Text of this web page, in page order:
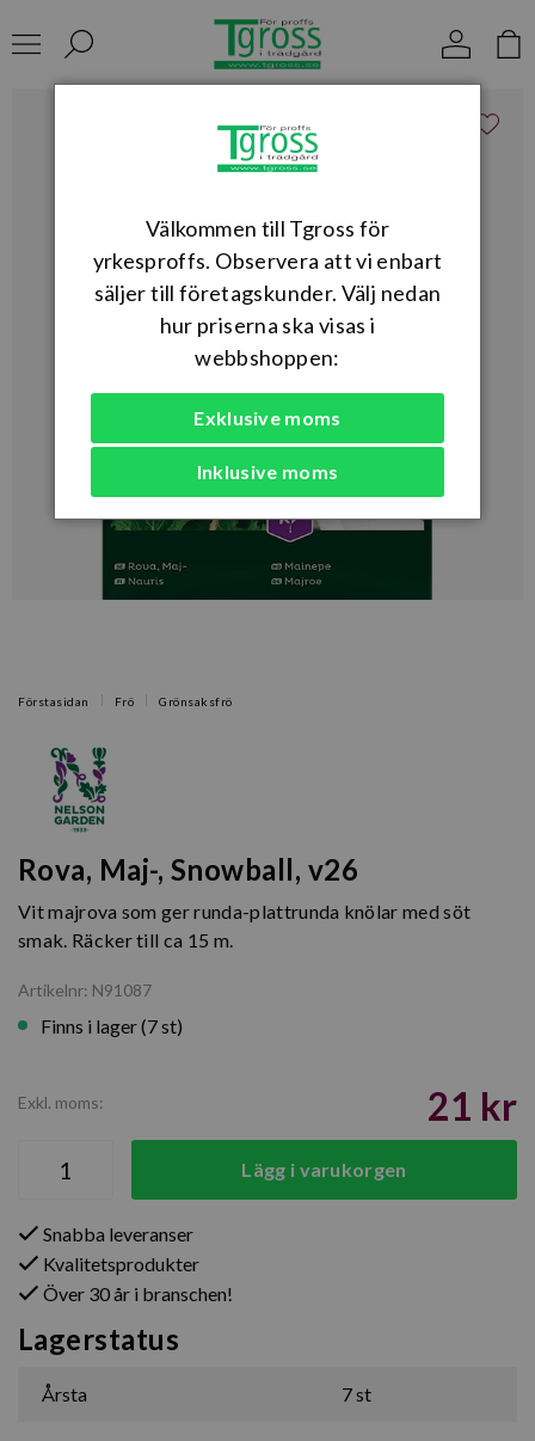
Förstasidan Frö Grönsaksfrö
Rova, Maj-, Snowball, v26
Vit majrova som ger runda-plattrunda knölar med söt
smak. Räcker till ca 15 m.
Artikelnr: N91087
Finns i lager (7 st)
Exkl. moms: 21 kr
Lägg i varukorgen
Snabba leveranser
Kvalitetsprodukter
Över 30 år i branschen!
Lagerstatus
Årsta 7 st
Välkommen till Tgross för
yrkesproffs. Observera att vi enbart
säljer till företagskunder. Välj nedan
hur priserna ska visas i
webbshoppen:
Exklusive moms
Inklusive moms